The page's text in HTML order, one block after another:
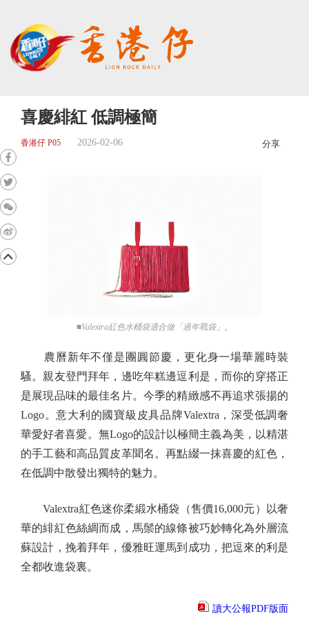
喜慶緋紅 低調極簡
香港仔 P05 2026-02-06 分享
■Valextra紅色水桶袋適合做「過年戰袋」。
農曆新年不僅是團圓節慶，更化身一場華麗時裝
騷。親友登門拜年，邊吃年糕邊逗利是，而你的穿搭正
是展現品味的最佳名片。今季的精緻感不再追求張揚的
Logo。意大利的國寶級皮具品牌Valextra，深受低調奢
華愛好者喜愛。無Logo的設計以極簡主義為美，以精湛
的手工藝和高品質皮革聞名。再點綴一抹喜慶的紅色，
在低調中散發出獨特的魅力。
Valextra紅色迷你柔緞水桶袋（售價16,000元）以奢
華的緋紅色絲綢而成，馬鬃的線條被巧妙轉化為外層流
蘇設計，挽着拜年，優雅旺運馬到成功，把逗來的利是
全都收進袋裏。
讀大公報PDF版面